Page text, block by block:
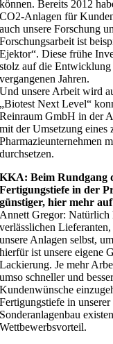
können. Bereits 2012
CO2-Anlagen für
auch unsere Forschung
Forschungsarbeit ist
Ejektor“. Diese frühe
stolz auf die
vergangenen Jahren.
Und unsere Arbeit wird
„Biotest Next Level“
Reinraum GmbH in der
mit der Umsetzung eines
Pharmazieunternehmen
durchsetzen.
KKA: Beim Rundgang
Fertigungstiefe in der
günstiger, hier mehr
Annett Gregor: Natürlich
verlässlichen
unsere Anlagen selbst,
hierfür ist unsere eigene
Lackierung. Je mehr
umso schneller und
Kundenwünsche
Fertigungstiefe in
Sonderanlagenbau
Wettbewerbsvorteil.